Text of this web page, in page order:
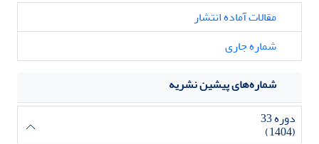
مقالات آماده انتشار
شماره جاری
شماره‌های پیشین نشریه
دوره 33
(1404)